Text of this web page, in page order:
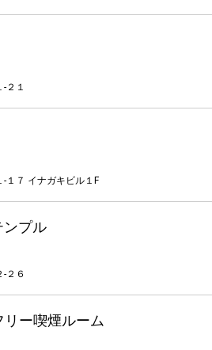
２１
１７ イナガキビル１F
ンプル
２６
ー喫煙ルーム